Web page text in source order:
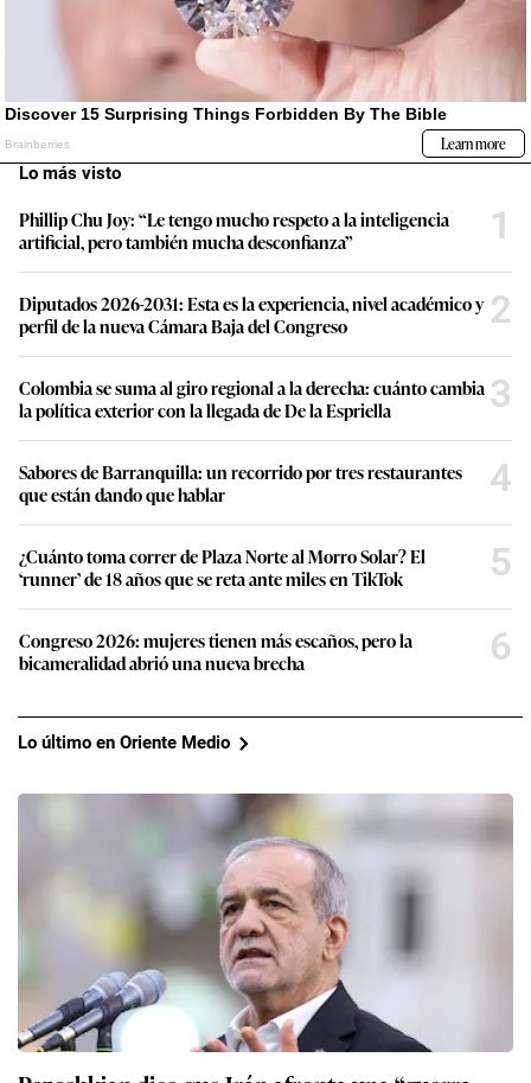
Lo más visto
Phillip Chu Joy: “Le tengo mucho respeto a la inteligencia
artificial, pero también mucha desconfianza”
1
Diputados 2026-2031: Esta es la experiencia, nivel académico y
perfil de la nueva Cámara Baja del Congreso
2
Colombia se suma al giro regional a la derecha: cuánto cambia
la política exterior con la llegada de De la Espriella
3
Sabores de Barranquilla: un recorrido por tres restaurantes
que están dando que hablar
4
¿Cuánto toma correr de Plaza Norte al Morro Solar? El
‘runner’ de 18 años que se reta ante miles en TikTok
5
Congreso 2026: mujeres tienen más escaños, pero la
bicameralidad abrió una nueva brecha
6
Lo último en Oriente Medio